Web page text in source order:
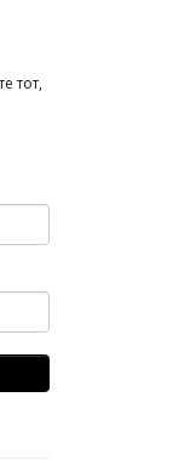
тот,